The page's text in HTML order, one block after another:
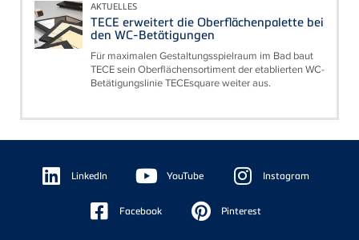
AKTUELLES
TECE erweitert die Oberflächenpalette bei
den WC-Betätigungen
Für maximalen Gestaltungsspielraum im Bad baut
TECE sein Oberflächensortiment der etablierten WC-
Betätigungslinie TECEsquare weiter aus.
Floating
Sidebar LinkedIn YouTube Instagram
Facebook Pinterest